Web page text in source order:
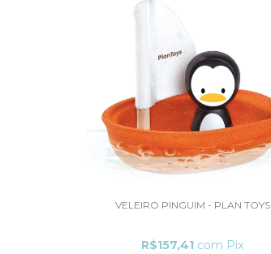
VELEIRO PINGUIM - PLAN TOYS
R$157,41 com Pix